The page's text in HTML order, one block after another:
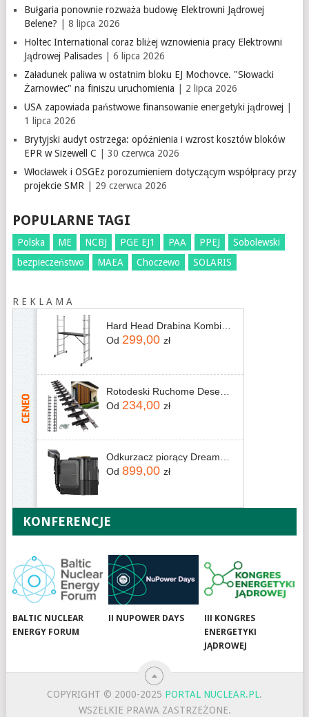
Bułgaria ponownie rozważa budowę Elektrowni Jądrowej
Belene? | 8 lipca 2026
Holtec International coraz bliżej wznowienia pracy Elektrowni
Jądrowej Palisades| 6 lipca 2026
Załadunek paliwa w ostatnim bloku EJ Mochovce. "Słowacki
Żarnowiec" na finiszu uruchomienia | 2 lipca 2026
USA zapowiada państwowe finansowanie energetyki jądrowej
1 lipca 2026
Brytyjski audyt ostrzega: opóźnienia i wzrost kosztów bloków
EPR w Sizewell C | 30 czerwca 2026
Włocławek i OSGEz porozumieniem dotyczącym współpracy przy
projekcie SMR | 29 czerwca 2026
POPULARNE TAGI
Polska ME NCBJ PGE EJ1 PAA PPEJ
Sobolewski
bezpieczeństwo
MAEA Choczewo SOLARIS
R E K L A M A
Hard Head Drabina Kombinowana Z Platformą 1,6m
Od 299,00 zł
Rotodeski Ruchome Deseczki Mechanizm Żaluzje Na Taras Do Altany Shutters Szary 107cm
Od 234,00 zł
Od 899,00 zł
KONFERENCJE
BALTIC NUCLEAR
ENERGY FORUM
II NUPOWER DAYS
III KONGRES
ENERGETYKI
JĄDROWEJ
COPYRIGHT © 2000-2025 PORTAL NUCLEAR.PL.
WSZELKIE PRAWA ZASTRZEŻONE.